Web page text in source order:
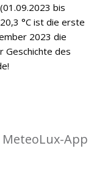
bis
°C ist die erste
2023 die
Geschichte des
App